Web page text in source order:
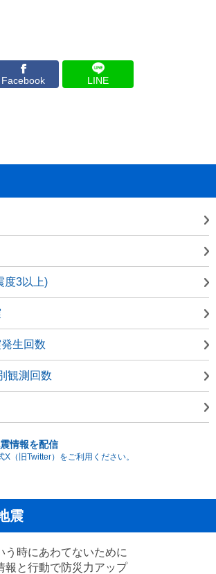
Facebook LINE
度3以上)
生回数
観測回数
情報を配信
X（旧Twitter）をご利用ください。
震
う時にあわてないために
報と行動で防災力アップ